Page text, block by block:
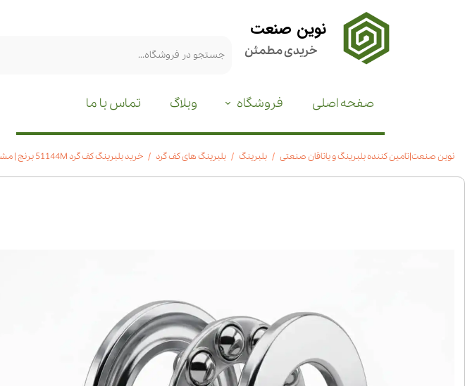
نوین صنعت
خریدی مطمئن
صفحه اصلی فروشگاه وبلاگ تماس با ما
نوین صنعت|تامین کننده بلبرینگ و یاتاقان صنعتی بلبرینگ بلبرینگ های کف گرد خرید بلبرینگ کف گرد 51144M برنج | مشخصات فنی